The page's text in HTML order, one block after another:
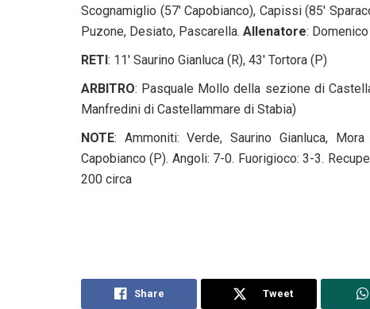
Scognamiglio (57′ Capobianco), Capissi (85′
Puzone, Desiato, Pascarella. Allenatore:
RETI: 11′ Saurino Gianluca (R), 43′ Tortora (P)
ARBITRO: Pasquale Mollo della sezione di
Manfredini di Castellammare di Stabia)
NOTE: Ammoniti: Verde, Saurino Gianluca,
Capobianco (P). Angoli: 7-0. Fuorigioco: 3-3.
200 circa
Share Tweet